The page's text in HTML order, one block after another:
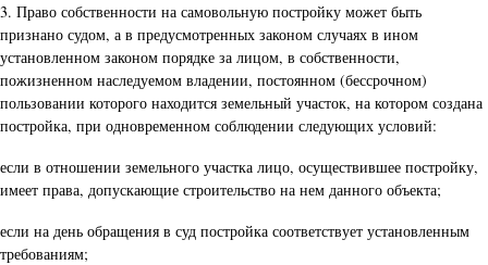
3. Право собственности на самовольную постройку может быть
признано судом, а в предусмотренных законом случаях в ином
установленном законом порядке за лицом, в собственности,
пожизненном наследуемом владении, постоянном (бессрочном)
пользовании которого находится земельный участок, на котором создана
постройка, при одновременном соблюдении следующих условий:
если в отношении земельного участка лицо, осуществившее постройку,
имеет права, допускающие строительство на нем данного объекта;
если на день обращения в суд постройка соответствует установленным
требованиям;